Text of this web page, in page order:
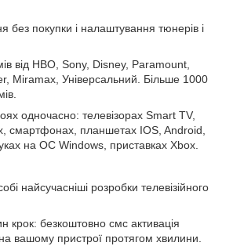
без покупки і налаштування тюнерів і
від HBO, Sony, Disney, Paramount,
Miramax, Універсальний. Більше 1000
одночасно: телевізорах Smart TV,
смартфонах, планшетах IOS, Android,
на ОС Windows, приставках Xbox.
найсучасніші розробки телевізійного
крок: безкоштовно смс активація
на вашому пристрої протягом хвилини.